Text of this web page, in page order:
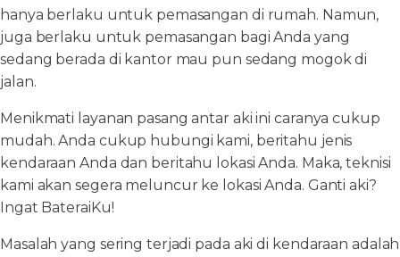
hanya berlaku untuk pemasangan di rumah. Namun,
juga berlaku untuk pemasangan bagi Anda yang
sedang berada di kantor mau pun sedang mogok di
jalan.
Menikmati layanan pasang antar aki ini caranya cukup
mudah. Anda cukup hubungi kami, beritahu jenis
kendaraan Anda dan beritahu lokasi Anda. Maka, teknisi
kami akan segera meluncur ke lokasi Anda. Ganti aki?
Ingat BateraiKu!
Masalah yang sering terjadi pada aki di kendaraan adalah